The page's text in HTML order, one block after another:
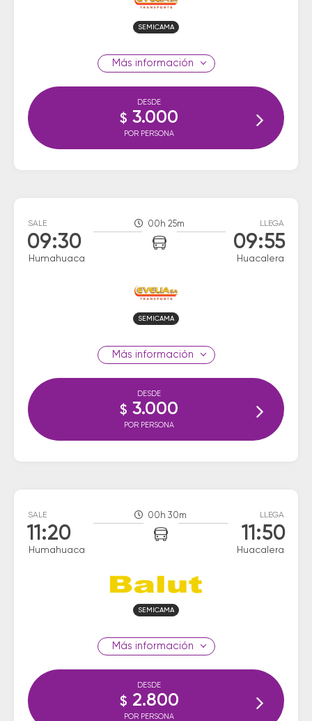
SEMICAMA
información
DESDE
$ 3.000
POR PERSONA
SALE
09:30
Humahuaca
00h 25m LLEGA
09:55
Huacalera
SEMICAMA
información
DESDE
$ 3.000
POR PERSONA
SALE
11:20
Humahuaca
00h 30m LLEGA
11:50
Huacalera
SEMICAMA
información
DESDE
$ 2.800
POR PERSONA